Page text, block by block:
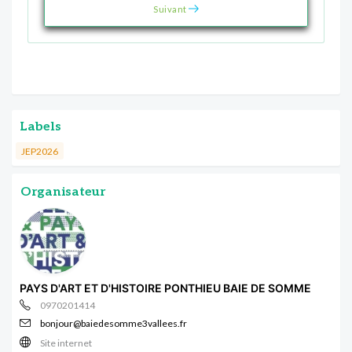
Suivant
Labels
JEP2026
Organisateur
PAYS D'ART ET D'HISTOIRE PONTHIEU BAIE DE SOMME
0970201414
bonjour@baiedesomme3vallees.fr
Site internet